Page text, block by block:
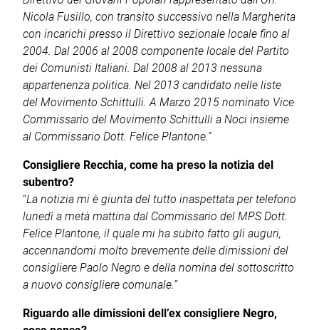
Nicola Fusillo, con transito successivo nella Margherita
con incarichi presso il Direttivo sezionale locale fino al
2004. Dal 2006 al 2008 componente locale del Partito
dei Comunisti Italiani. Dal 2008 al 2013 nessuna
appartenenza politica. Nel 2013 candidato nelle liste
del Movimento Schittulli. A Marzo 2015 nominato Vice
Commissario del Movimento Schittulli a Noci insieme
al Commissario Dott. Felice Plantone.”
Consigliere Recchia, come ha preso la notizia del
subentro?
“La notizia mi è giunta del tutto inaspettata per telefono
lunedì a metà mattina dal Commissario del MPS Dott.
Felice Plantone, il quale mi ha subito fatto gli auguri,
accennandomi molto brevemente delle dimissioni del
consigliere Paolo Negro e della nomina del sottoscritto
a nuovo consigliere comunale.”
Riguardo alle dimissioni dell’ex consigliere Negro,